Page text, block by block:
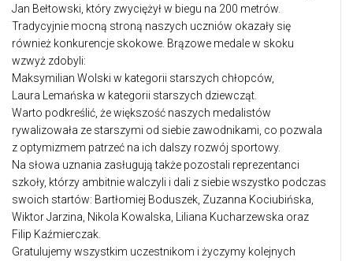
Jan Bełtowski, który zwyciężył w biegu na 200 metrów.
Tradycyjnie mocną stroną naszych uczniów okazały się
również konkurencje skokowe. Brązowe medale w skoku
wzwyż zdobyli:
Maksymilian Wolski w kategorii starszych chłopców,
Laura Lemańska w kategorii starszych dziewcząt.
Warto podkreślić, że większość naszych medalistów
rywalizowała ze starszymi od siebie zawodnikami, co pozwala
z optymizmem patrzeć na ich dalszy rozwój sportowy.
Na słowa uznania zasługują także pozostali reprezentanci
szkoły, którzy ambitnie walczyli i dali z siebie wszystko podczas
swoich startów: Bartłomiej Boduszek, Zuzanna Kociubińska,
Wiktor Jarzina, Nikola Kowalska, Liliana Kucharzewska oraz
Filip Kaźmierczak.
Gratulujemy wszystkim uczestnikom i życzymy kolejnych